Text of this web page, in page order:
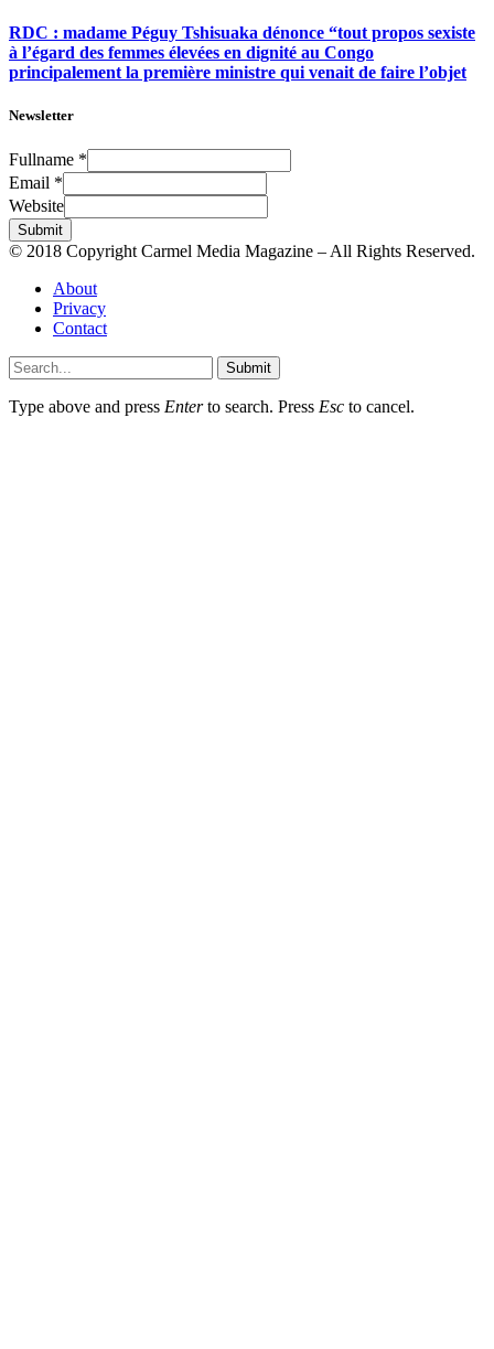
RDC : madame Péguy Tshisuaka dénonce “tout propos sexiste
à l’égard des femmes élevées en dignité au Congo
principalement la première ministre qui venait de faire l’objet
Newsletter
Fullname *
Email *
Website
Submit
© 2018 Copyright Carmel Media Magazine – All Rights Reserved.
About
Privacy
Contact
Submit
Type above and press Enterto search. Press Esc to cancel.